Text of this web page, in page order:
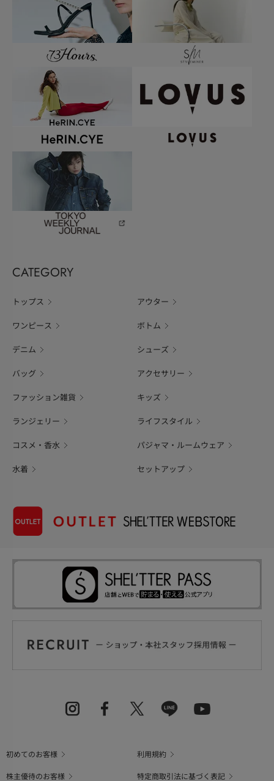
CATEGORY
トップス アウター
ワンピース ボトム
デニム シューズ
バッグ アクセサリー
ファッション雑貨 キッズ
ランジェリー ライフスタイル
コスメ・香水 パジャマ・ルームウェア
水着 セットアップ
初めてのお客様
利用規約
株主優待のお客様
特定商取引法に基づく表記